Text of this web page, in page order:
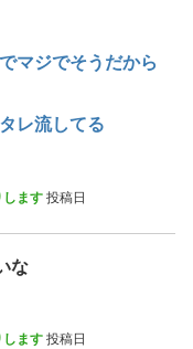
マジでそうだから
レ流してる
します 投稿日
な
します 投稿日